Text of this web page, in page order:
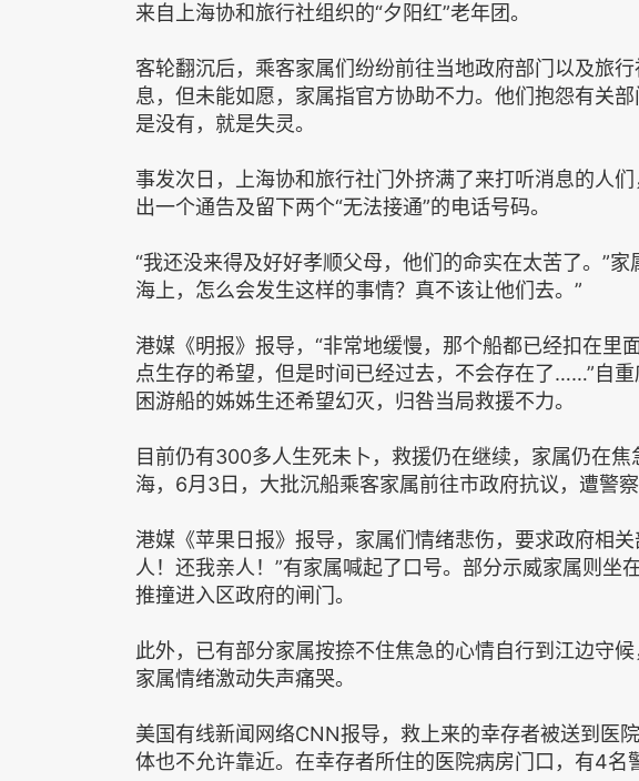
来自上海协和旅行社组织的“夕阳红”老年团。
客轮翻沉后，乘客家属们纷纷前往当地政府部门以及旅
息，但未能如愿，家属指官方协助不力。他们抱怨有关
是没有，就是失灵。
事发次日，上海协和旅行社门外挤满了来打听消息的人
出一个通告及留下两个“无法接通”的电话号码。
“我还没来得及好好孝顺父母，他们的命实在太苦了。”
海上，怎么会发生这样的事情？真不该让他们去。”
港媒《明报》报导，“非常地缓慢，那个船都已经扣在里
点生存的希望，但是时间已经过去，不会存在了……”自
困游船的姊姊生还希望幻灭，归咎当局救援不力。
目前仍有300多人生死未卜，救援仍在继续，家属仍在
海，6月3日，大批沉船乘客家属前往市政府抗议，遭警察
港媒《苹果日报》报导，家属们情绪悲伤，要求政府相
人！还我亲人！”有家属喊起了口号。部分示威家属则坐
推撞进入区政府的闸门。
此外，已有部分家属按捺不住焦急的心情自行到江边守候
家属情绪激动失声痛哭。
美国有线新闻网络CNN报导，救上来的幸存者被送到医
体也不允许靠近。在幸存者所住的医院病房门口，有4名